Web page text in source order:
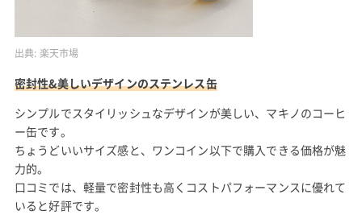
出典: 楽天市場
密封性&美しいデザインのステンレス缶
シンプルでスタイリッシュなデザインが美しい、マキノのコーヒ
ー缶です。
ちょうどいいサイズ感と、ワンコイン以下で購入できる価格が魅
力的。
口コミでは、軽量で密封性も高くコストパフォーマンスに優れて
いると好評です。